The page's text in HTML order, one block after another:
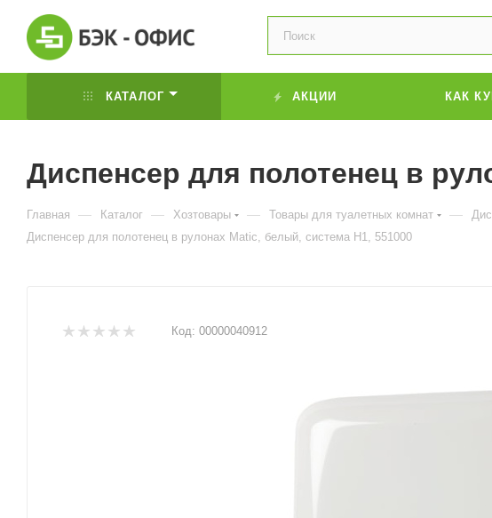
КАТАЛОГ АКЦИИ КАК
Диспенсер для полотенец в
Главная — Каталог — Хозтовары — Товары для туалетных комнат —
Диспенсер для полотенец в рулонах Matic, белый, система Н1, 551000
Код: 00000040912